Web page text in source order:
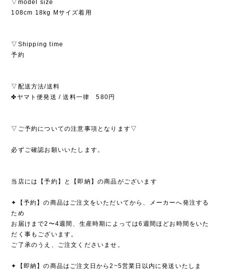
▽model size
108cm 18kg Mサイズ着用
▽Shipping time
予約
▽配送方法/送料
✤ヤマト便発送 / 送料一律 580円
▽ご予約についての注意事項となります▽
必ずご確認お願いいたします。
当店には【予約】と【即納】の商品がございます
✦【予約】の商品はご注文をいただいてから、メーカーへ発注する
ため
お届けまで2〜4週間、生産時期によっては6週間ほどお時間をいた
だく事もございます。
ご了承のうえ、ご注文くださいませ。
✦【即納】の商品はご注文日から2~5営業日以内に発送いたしま